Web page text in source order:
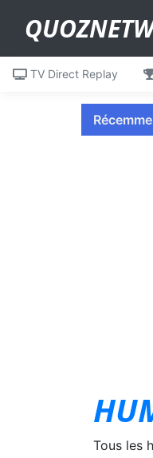
TV Direct Replay
Tous les